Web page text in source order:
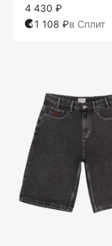
4 430 ₽
1 108 ₽в Сплит